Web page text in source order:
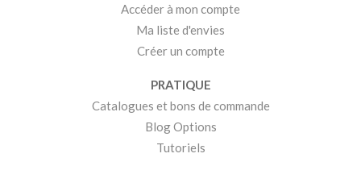
Accéder à mon compte
Ma liste d'envies
Créer un compte
PRATIQUE
Catalogues et bons de commande
Blog Options
Tutoriels